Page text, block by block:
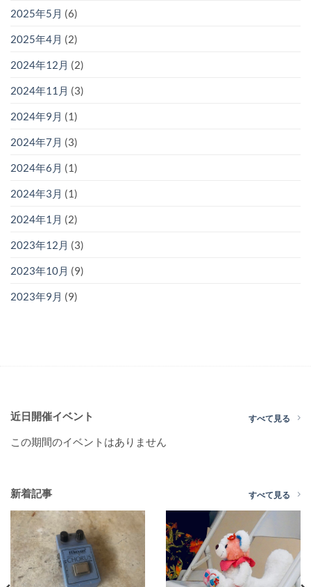
2025年5月 (6)
2025年4月 (2)
2024年12月 (2)
2024年11月 (3)
2024年9月 (1)
2024年7月 (3)
2024年6月 (1)
2024年3月 (1)
2024年1月 (2)
2023年12月 (3)
2023年10月 (9)
2023年9月 (9)
近日開催イベント すべて見る
この期間のイベントはありません
新着記事 すべて見る